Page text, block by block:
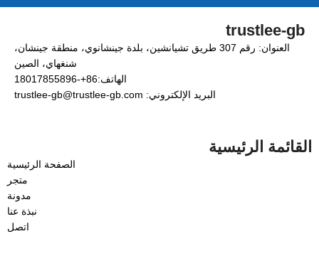
trustlee-gb
العنوان: رقم 307 طريق تشيانشين، بلدة جينشانوي، منطقة جينشان،
شنغهاي، الصين
الهاتف:86+-18017855896
البريد الإلكتروني: trustlee-gb@trustlee-gb.com
القائمة الرئيسية
الصفحة الرئيسية
متجر
مدونة
نبذة عنا
اتصل